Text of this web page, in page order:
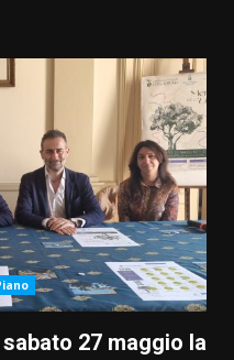
sabato 27 maggio la